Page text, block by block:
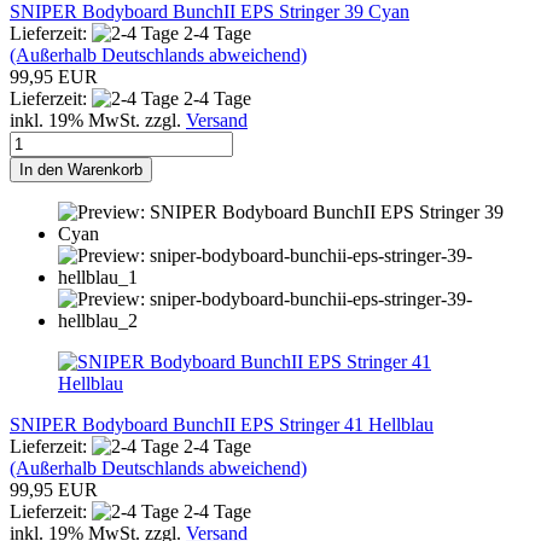
SNIPER Bodyboard BunchII EPS Stringer 39 Cyan
Lieferzeit:
2-4 Tage
(Außerhalb Deutschlands abweichend)
99,95 EUR
Lieferzeit:
2-4 Tage
inkl. 19% MwSt. zzgl. Versand
In den Warenkorb
SNIPER Bodyboard BunchII EPS Stringer 41 Hellblau
Lieferzeit:
2-4 Tage
(Außerhalb Deutschlands abweichend)
99,95 EUR
Lieferzeit:
2-4 Tage
inkl. 19% MwSt. zzgl. Versand